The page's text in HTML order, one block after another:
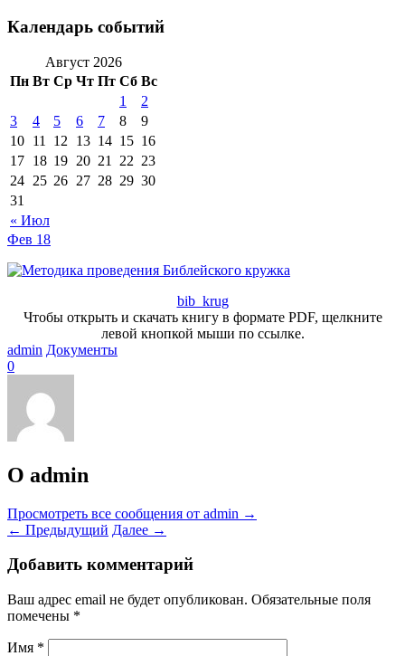
Календарь событий
Август 2026
Пн Вт Ср Чт Пт Сб Вс
« Июл
1
2
3
4 5 6 7 8
9
10 11 12 13 14 15 16
17 18 19 20 21 22 23
24 25 26 27 28 29 30
31
Фев 18
bib_krug
Чтобы открыть и скачать книгу в формате PDF, щелкните
левой кнопкой мыши по ссылке.
admin Документы
0
О admin
Просмотреть все сообщения от admin →
← Предыдущий Далее →
Добавить комментарий
Ваш адрес email не будет опубликован. Обязательные поля
помечены *
Имя *